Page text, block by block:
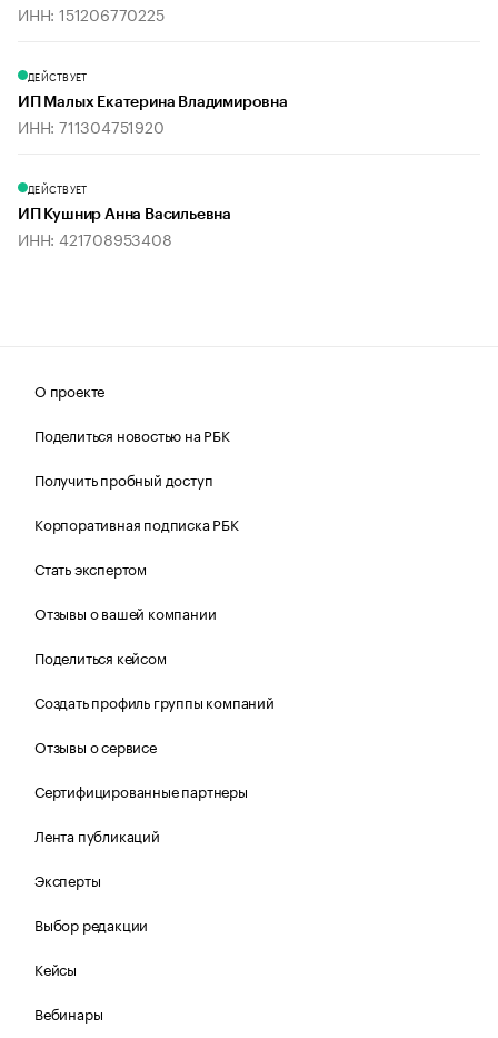
ИНН: 151206770225
ДЕЙСТВУЕТ
ИП Малых Екатерина Владимировна
ИНН: 711304751920
ДЕЙСТВУЕТ
ИП Кушнир Анна Васильевна
ИНН: 421708953408
О проекте
Поделиться новостью на РБК
Получить пробный доступ
Корпоративная подписка РБК
Стать экспертом
Отзывы о вашей компании
Поделиться кейсом
Создать профиль группы компаний
Отзывы о сервисе
Сертифицированные партнеры
Лента публикаций
Эксперты
Выбор редакции
Кейсы
Вебинары